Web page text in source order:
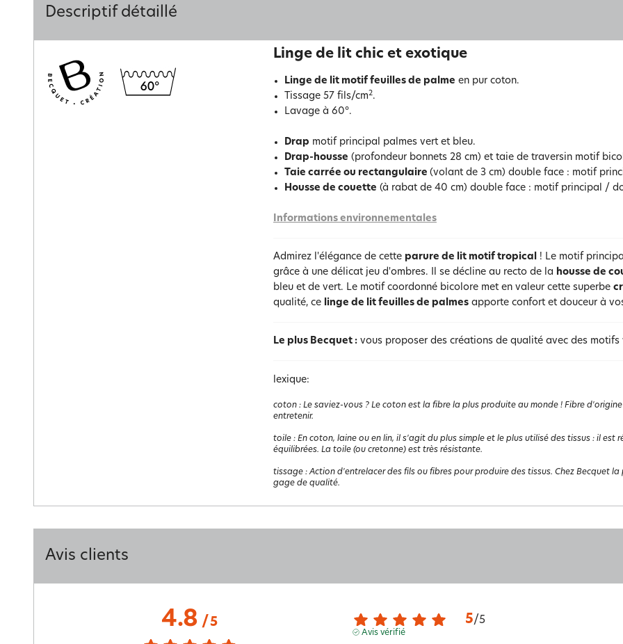
Descriptif détaillé
Linge de lit chic et exotique
Linge de lit motif feuilles de palme en pur coton.
Tissage 57 fils/cm2.
Lavage à 60°.
Drap motif principal palmes vert et bleu.
Drap-housse (profondeur bonnets 28 cm) et taie de traversin motif
Taie carrée ou rectangulaire (volant de 3 cm) double face : motif
Housse de couette (à rabat de 40 cm) double face : motif principal /
Informations environnementales
Admirez l'élégance de cette parure de lit motif tropical ! Le motif
grâce à une délicat jeu d'ombres. Il se décline au recto de la housse de
bleu et de vert. Le motif coordonné bicolore met en valeur cette superbe
qualité, ce linge de lit feuilles de palmes apporte confort et douceur à
Le plus Becquet : vous proposer des créations de qualité avec des motifs
lexique:
coton : Le saviez-vous ? Le coton est la fibre la plus produite au monde ! Fibre
entretenir.
toile : En coton, laine ou en lin, il s'agit du plus simple et le plus utilisé des tissus : il est
équilibrées. La toile (ou cretonne) est très résistante.
tissage :Action d'entrelacer des fils ou fibres pour produire des tissus. Chez Becquet
gage de qualité.
Avis clients
4.8/ 5 5/5
Avis vérifié